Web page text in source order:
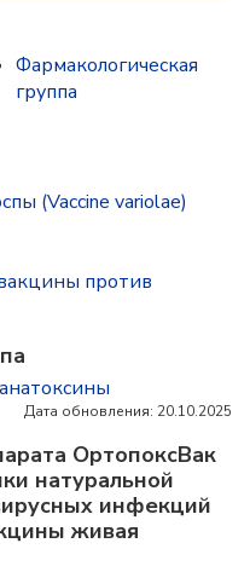
Фармакологическая
группа
(Vaccine variolae)
против
Дата обновления: 20.10.2025
ОртопоксВак
натуральной
инфекций
живая